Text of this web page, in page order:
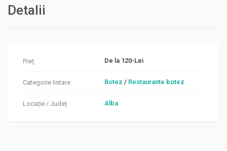
Detalii
Preț De la 120-Lei
Categorie listare Botez / Restaurante botez
Locație / Județ Alba